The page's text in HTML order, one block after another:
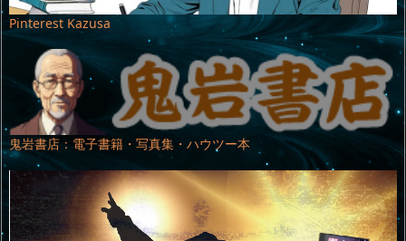
Pinterest Kazusa
鬼岩書店：電子書籍・写真集・ハウツー本